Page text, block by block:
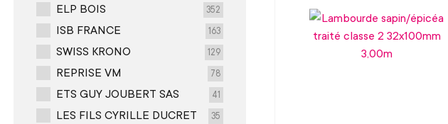
ELP BOIS 352
ISB FRANCE 163
SWISS KRONO 129
REPRISE VM 78
ETS GUY JOUBERT SAS 41
LES FILS CYRILLE DUCRET 35